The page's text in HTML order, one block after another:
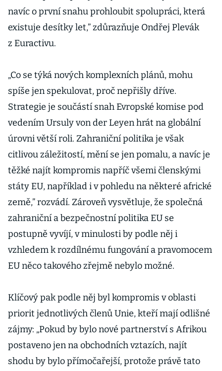
navíc o první snahu prohloubit spolupráci, která
existuje desítky let,” zdůrazňuje Ondřej Plevák
z Euractivu.
„Co se týká nových komplexních plánů, mohu
spíše jen spekulovat, proč nepřišly dříve.
Strategie je součástí snah Evropské komise pod
vedením Ursuly von der Leyen hrát na globální
úrovni větší roli. Zahraniční politika je však
citlivou záležitostí, mění se jen pomalu, a navíc je
těžké najít kompromis napříč všemi členskými
státy EU, například i v pohledu na některé africké
země,” rozvádí. Zároveň vysvětluje, že společná
zahraniční a bezpečnostní politika EU se
postupně vyvíjí, v minulosti by podle něj i
vzhledem k rozdílnému fungování a pravomocem
EU něco takového zřejmě nebylo možné.
Klíčový pak podle něj byl kompromis v oblasti
priorit jednotlivých členů Unie, kteří mají odlišné
zájmy: „Pokud by bylo nové partnerství s Afrikou
postaveno jen na obchodních vztazích, najít
shodu by bylo přímočařejší, protože právě tato